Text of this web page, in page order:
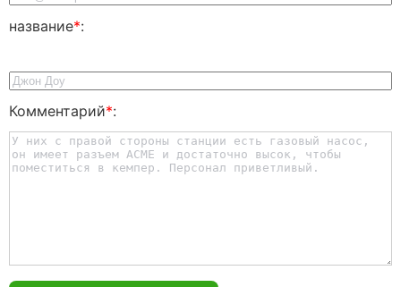
название*:
Комментарий*: